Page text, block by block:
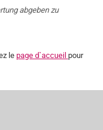
abgeben zu
le page d`accueil pour